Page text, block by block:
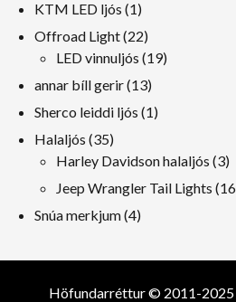
KTM LED ljós 11
Vara
Offroad Light 2222
vörur
LED vinnuljós 1919
annar bíll gerir 1313
vörur
Sherco leiddi ljós 11
Halaljós 3535
vörur
Harley Davidson halaljós 33
Jeep Wrangler Tail Lights 16
Snúa merkjum 44
Höfundarréttur © 2011-2025